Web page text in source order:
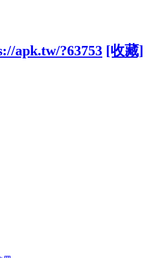
apk.tw/?63753 [收藏]